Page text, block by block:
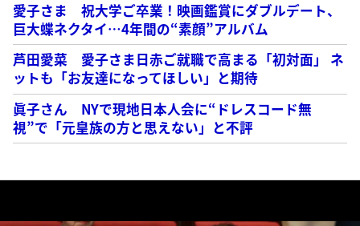
愛子さま 祝大学ご卒業！映画鑑賞にダブルデート、
巨大蝶ネクタイ…4年間の“素顔”アルバム
芦田愛菜 愛子さま日赤ご就職で高まる「初対面」 ネ
ットも「お友達になってほしい」と期待
眞子さん NYで現地日本人会に“ドレスコード無
視”で「元皇族の方と思えない」と不評